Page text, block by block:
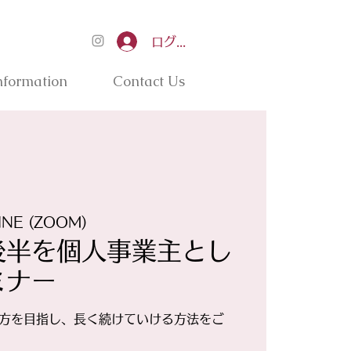
ログイン
Contact Us
(ZOOM)
を個人事業主とし
ー
を目指し、長く続けていける方法をご